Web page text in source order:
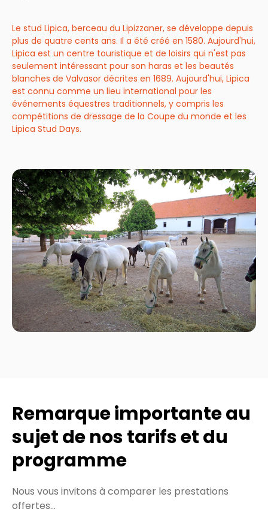
Le stud Lipica, berceau du Lipizzaner, se développe depuis
plus de quatre cents ans. Il a été créé en 1580. Aujourd'hui,
Lipica est un centre touristique et de loisirs qui n'est pas
seulement intéressant pour son haras et les beautés
blanches de Valvasor décrites en 1689. Aujourd'hui, Lipica
est connu comme un lieu international pour les
événements équestres traditionnels, y compris les
compétitions de dressage de la Coupe du monde et les
Lipica Stud Days.
Remarque importante au
sujet de nos tarifs et du
programme
Nous vous invitons à comparer les prestations
offertes...